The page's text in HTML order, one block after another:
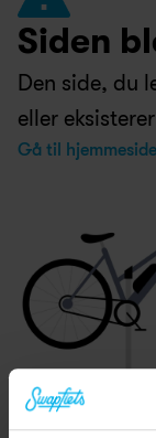
Siden
Den side, du
eller
Gå til